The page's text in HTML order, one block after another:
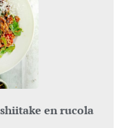
en rucola